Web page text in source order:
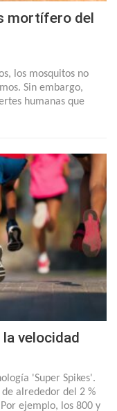
mortífero del
los mosquitos no
Sin embargo,
humanas que
velocidad
'Super Spikes'.
alrededor del 2 %
ejemplo, los 800 y